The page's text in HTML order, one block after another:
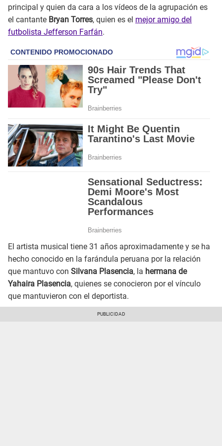
principal y quien da cara a los vídeos de la agrupación es
el cantante Bryan Torres, quien es el mejor amigo del
futbolista Jefferson Farfán.
El artista musical tiene 31 años aproximadamente y se ha
hecho conocido en la farándula peruana por la relación
que mantuvo con Silvana Plasencia, la hermana de
Yahaira Plasencia, quienes se conocieron por el vínculo
que mantuvieron con el deportista.